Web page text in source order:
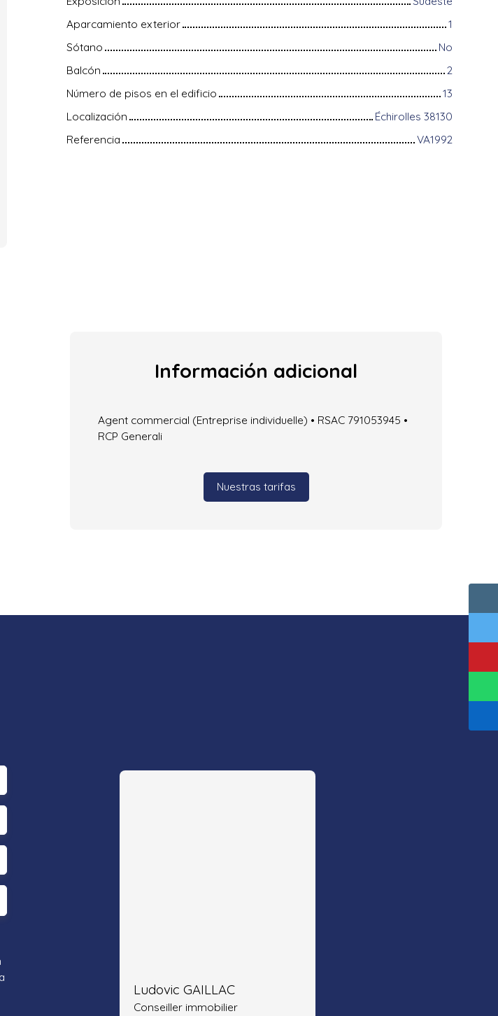
Aparcamiento exterior
1
Sótano
No
Balcón
2
Número de pisos en el edificio
13
Localización
Échirolles 38130
Referencia
VA1992
Información adicional
Agent commercial (Entreprise individuelle) • RSAC 791053945 •
RCP Generali
Nuestras tarifas
Ludovic GAILLAC
Conseiller immobilier